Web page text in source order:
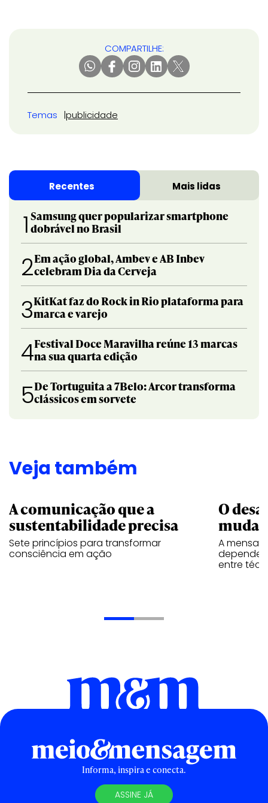
COMPARTILHE:
Temas publicidade
Recentes Mais lidas
1 Samsung quer popularizar smartphone
dobrável no Brasil
2Em ação global, Ambev e AB Inbev
celebram Dia da Cerveja
3KitKat faz do Rock in Rio plataforma para
marca e varejo
4Festival Doce Maravilha reúne 13 marcas
na sua quarta edição
5De Tortuguita a 7Belo: Arcor transforma
clássicos em sorvete
Veja também
A comunicação que a
sustentabilidade precisa
Sete princípios para transformar
consciência em ação
O
A
depende
entre
Informa, inspira e conecta.
ASSINE JÁ